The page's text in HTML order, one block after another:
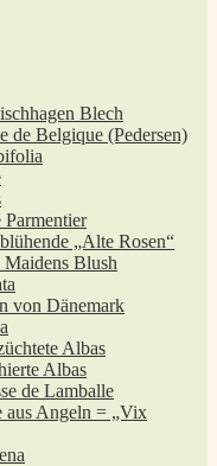
Blech
de Belgique (Pedersen)
„Alte Rosen“
Blush
von Dänemark
Albas
Albas
de Lamballe
aus Angeln = „Vix